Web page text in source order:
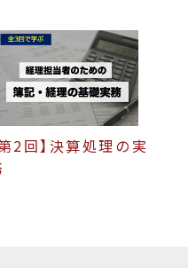
2回】決算処理の実